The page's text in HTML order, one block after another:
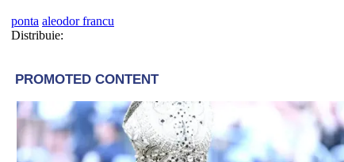
ponta aleodor francu
Distribuie: